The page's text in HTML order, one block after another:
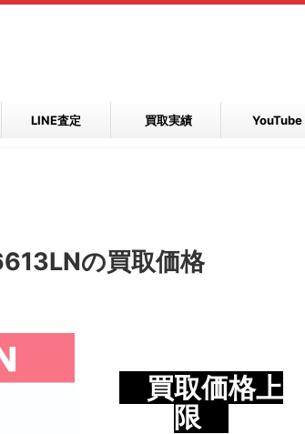
LINE査定 買取実績 YouTube
の買取価格
買取価格上
限